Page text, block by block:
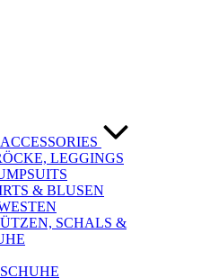
LEGGINGS
& BLUSEN
SCHALS &